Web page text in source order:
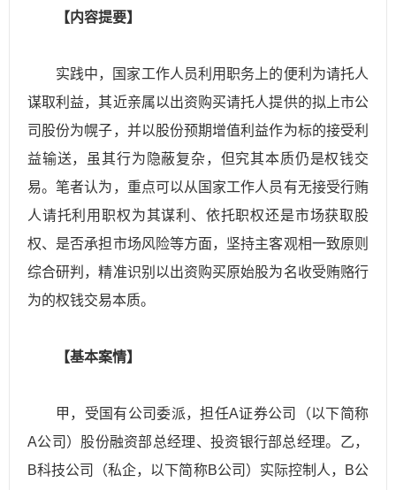
【内容提要】
实践中，国家工作人员利用职务上的便利为请托人
谋取利益，其近亲属以出资购买请托人提供的拟上市公
司股份为幌子，并以股份预期增值利益作为标的接受利
益输送，虽其行为隐蔽复杂，但究其本质仍是权钱交
易。笔者认为，重点可以从国家工作人员有无接受行贿
人请托利用职权为其谋利、依托职权还是市场获取股
权、是否承担市场风险等方面，坚持主客观相一致原则
综合研判，精准识别以出资购买原始股为名收受贿赂行
为的权钱交易本质。
【基本案情】
甲，受国有公司委派，担任A证券公司（以下简称
A公司）股份融资部总经理、投资银行部总经理。乙，
B科技公司（私企，以下简称B公司）实际控制人，B公